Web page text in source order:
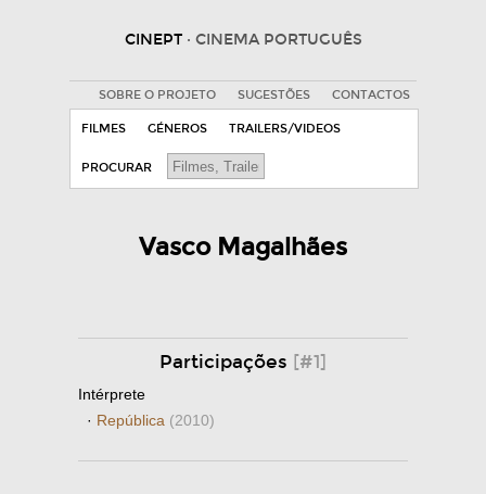
CINEPT · CINEMA PORTUGUÊS
SOBRE O PROJETO SUGESTÕES CONTACTOS
FILMES GÉNEROS TRAILERS/VIDEOS
PROCURAR
Vasco Magalhães
Participações [#1]
Intérprete
· República (2010)